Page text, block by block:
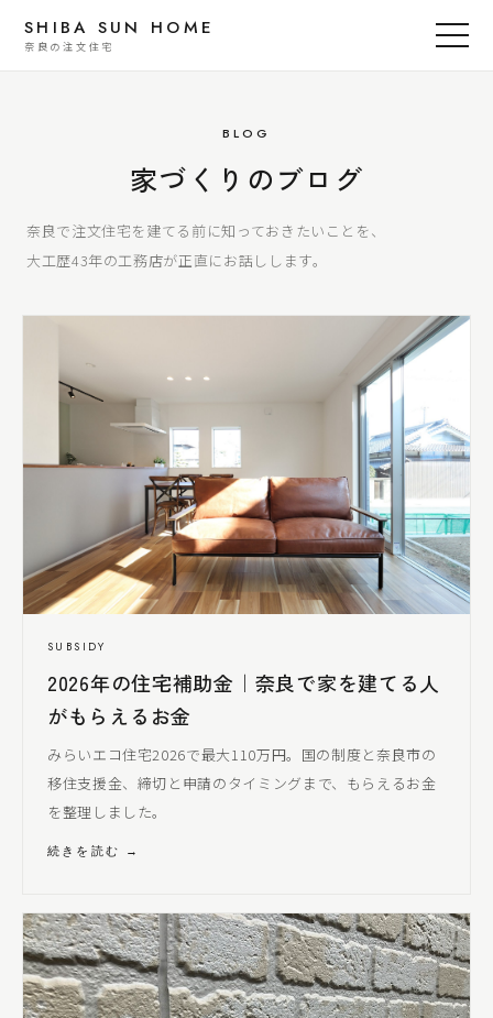
SHIBA SUN HOME
奈良の注文住宅
BLOG
家づくりのブログ
奈良で注文住宅を建てる前に知っておきたいことを、
大工歴43年の工務店が正直にお話しします。
SUBSIDY
2026年の住宅補助金｜奈良で家を建てる人
がもらえるお金
みらいエコ住宅2026で最大110万円。国の制度と奈良市の
移住支援金、締切と申請のタイミングまで、もらえるお金
を整理しました。
続きを読む →